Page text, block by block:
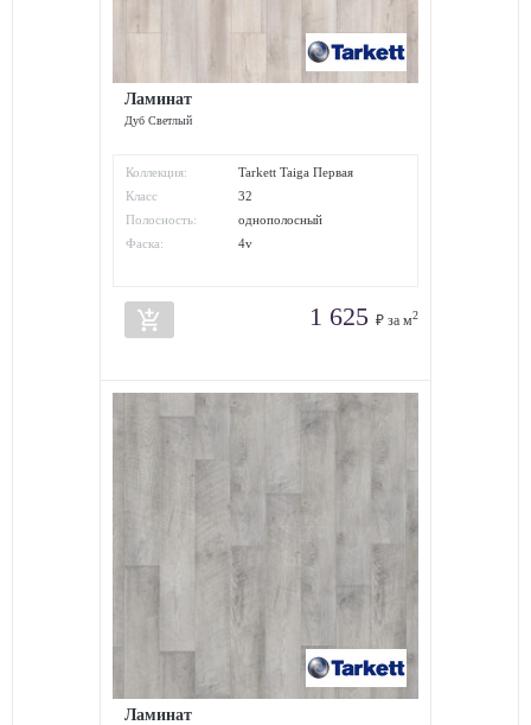
Ламинат
Дуб Светлый
Коллекция:
Tarkett Taiga Первая
Сибирская
Класс
износостойкости:
32
Полосность:
однополосный
Фаска:
4v
add_shopping_cart 1 625 ₽ за м2
Ламинат